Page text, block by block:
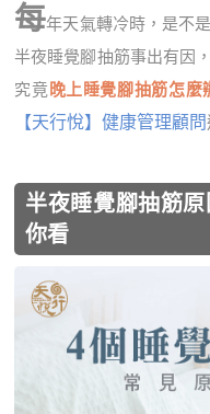
每年天氣轉冷時，是不
半夜睡覺腳抽筋事出有因
究竟晚上睡覺腳抽筋怎麼
【天行悅】健康管理顧問
半夜睡覺腳抽筋
你看